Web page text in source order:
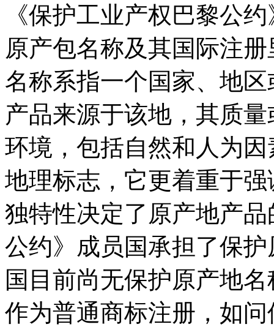
《保护工业产权巴黎公
原产包名称及其国际注
名称系指一个国家、地
产品来源于该地，其质
环境，包括自然和人为
地理标志，它更着重于
独特性决定了原产地产
公约》成员国承担了保
国目前尚无保护原产地
作为普通商标注册，如